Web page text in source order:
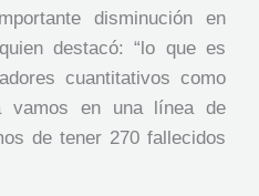
disminución en
destacó: “lo que es
cuantitativos como
vamos en una línea de
de tener 270 fallecidos